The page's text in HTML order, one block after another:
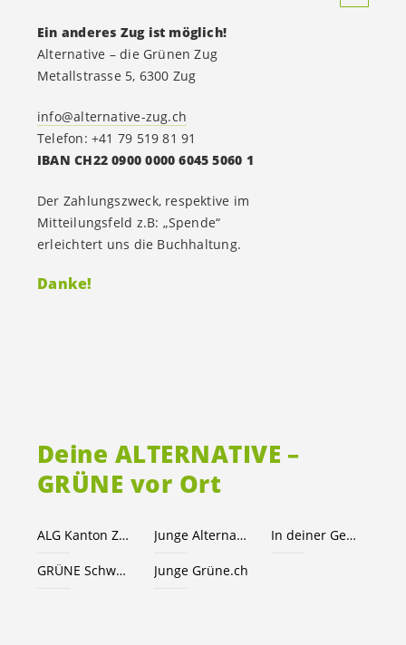
Deine ALTERNATIVE –
GRÜNE vor Ort
ALG Kanton Zug Junge Alternative JA! In deiner Gemeinde
GRÜNE Schweiz Junge Grüne.ch
Ein anderes Zug ist möglich!
Alternative – die Grünen Zug
Metallstrasse 5, 6300 Zug
info@alternative-zug.ch
Telefon: +41 79 519 81 91
IBAN CH22 0900 0000 6045 5060 1
Der Zahlungszweck, respektive im
Mitteilungsfeld z.B: „Spende“
erleichtert uns die Buchhaltung.
Danke!